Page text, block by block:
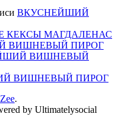
ВКУСНЕЙШИЙ
КЕКСЫ МАГДАЛЕНАС
ВИШНЕВЫЙ ПИРОГ
ВИШНЕВЫЙ
ВИШНЕВЫЙ ПИРОГ
.
by Ultimatelysocial